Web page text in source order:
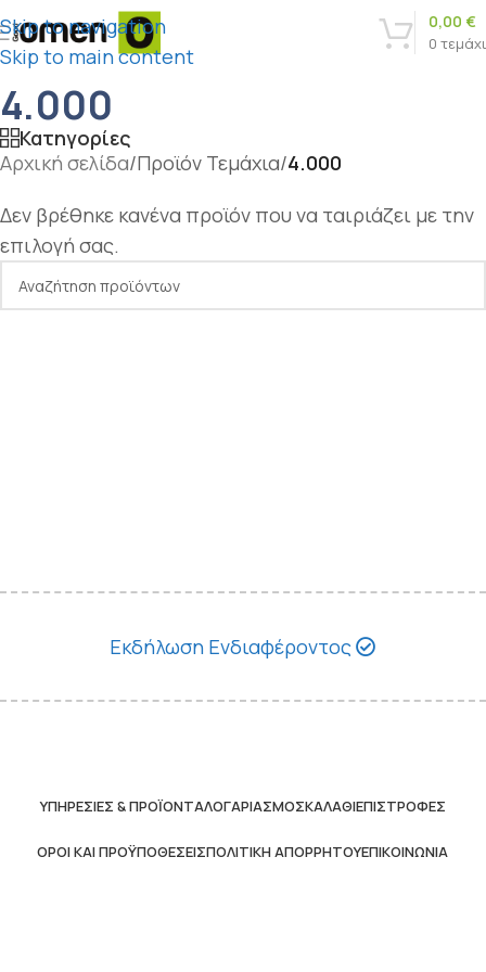
Skip to navigation
Skip to main content
0
0,00 €
4.000
Κατηγορίες
Αρχική σελίδα/Προϊόν Τεμάχια/4.000
Δεν βρέθηκε κανένα προϊόν που να ταιριάζει με την
επιλογή σας.
Εκδήλωση Ενδιαφέροντος
ΥΠΗΡΕΣΊΕΣ & ΠΡΟΪΌΝΤΑΛΟΓΑΡΙΑΣΜΌΣΚΑΛΆΘΙΕΠΙΣΤΡΟΦΈΣ
ΌΡΟΙ ΚΑΙ ΠΡΟΫΠΟΘΈΣΕΙΣΠΟΛΙΤΙΚΉ ΑΠΟΡΡΉΤΟΥΕΠΙΚΟΙΝΩΝΊΑ